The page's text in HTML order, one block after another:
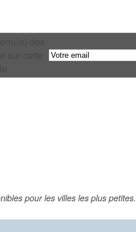
pour les villes les plus petites.